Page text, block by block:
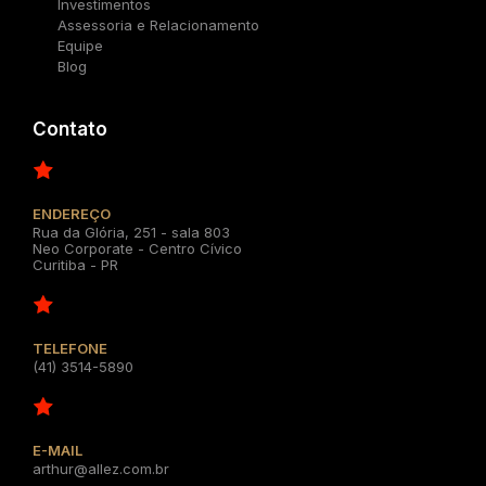
Investimentos
Assessoria e Relacionamento
Equipe
Blog
Contato
ENDEREÇO
Rua da Glória, 251 - sala 803
Neo Corporate - Centro Cívico
Curitiba - PR
TELEFONE
(41) 3514-5890
E-MAIL
arthur@allez.com.br